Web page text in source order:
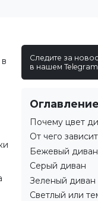
Следите за
в нашем
Почему цвет
От чего
Бежевый диван
Серый диван
Зеленый диван
Светлый или